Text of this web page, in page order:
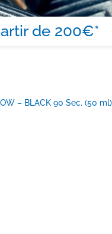
de 200€*
– BLACK 90 Sec. (50 ml)